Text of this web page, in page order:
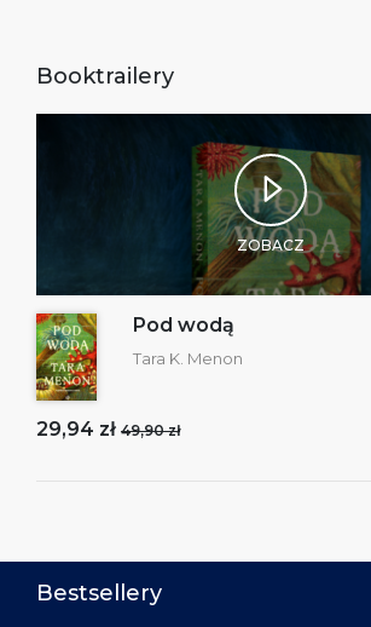
Booktrailery
ZOBACZ
Pod wodą
Tara K. Menon
29,94 zł 49,90 zł
Bestsellery